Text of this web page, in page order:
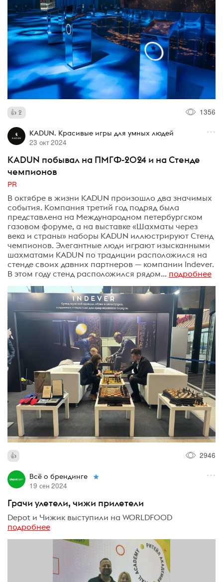
2 1356
KADUN. Красивые игры для умных людей
23 окт 2024
KADUN побывал на ПМГФ-2024 и на Стенде
чемпионов
PR
В октябре в жизни KADUN произошло два значимых
события. Компания третий год подряд была
представлена на Международном петербургском
газовом форуме, а на выставке «Шахматы через
века и страны» наборы KADUN иллюстрируют Стенд
чемпионов. Элегантные люди играют изысканными
шахматами KADUN по традиции расположился на
стенде своих давних партнеров — компании Indever.
В этом году стенд расположился рядом... подробнее
2946
Всё о брендинге
19 сен 2024
Грачи улетели, чижи прилетели
Depot и Чижик выступили на WORLDFOOD
подробнее